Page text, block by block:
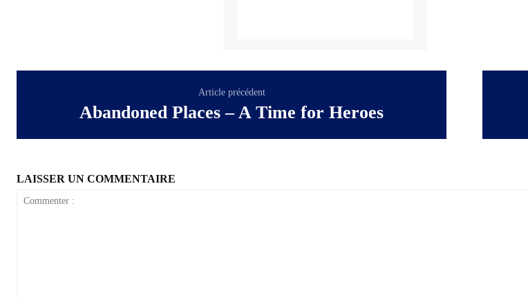
Article précédent
Abandoned Places – A Time for Heroes
LAISSER UN COMMENTAIRE